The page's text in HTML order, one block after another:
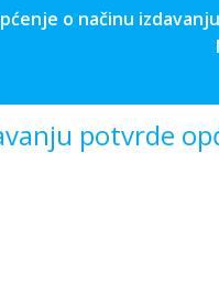
o načinu
potvrde